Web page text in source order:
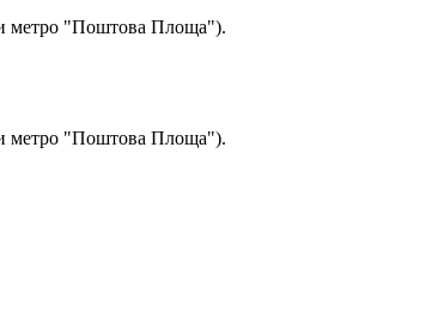
метро "Поштова Площа").
метро "Поштова Площа").